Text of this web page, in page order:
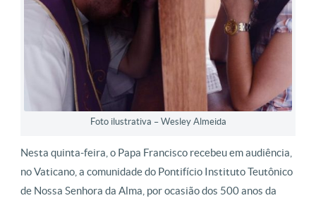
Foto ilustrativa – Wesley Almeida
Nesta quinta-feira, o Papa Francisco recebeu em audiência,
no Vaticano, a comunidade do Pontifício Instituto Teutônico
de Nossa Senhora da Alma, por ocasião dos 500 anos da